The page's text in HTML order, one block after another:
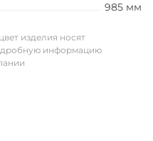
985 мм
изделия носят
информацию